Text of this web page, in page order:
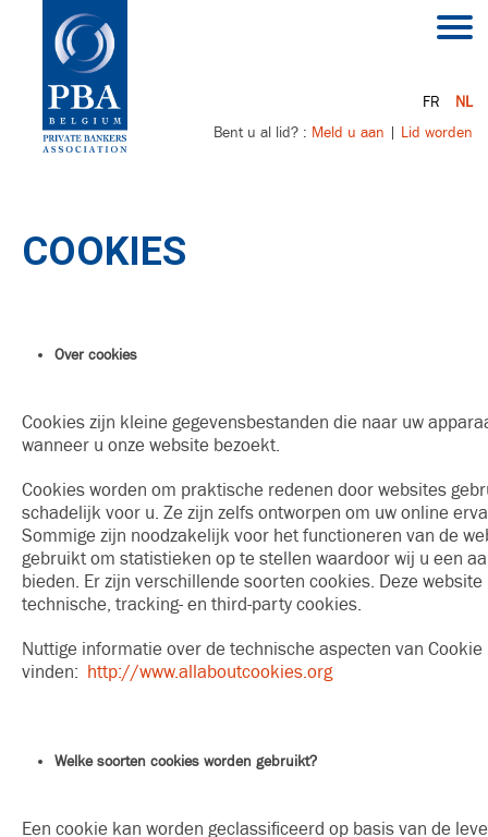
NL
FR
Bent u al lid? : Meld u aan Lid worden
COOKIES
Over cookies
Cookies zijn kleine gegevensbestanden die naar uw
wanneer u onze website bezoekt.
Cookies worden om praktische redenen door websites
schadelijk voor u. Ze zijn zelfs ontworpen om uw online
Sommige zijn noodzakelijk voor het functioneren van de
gebruikt om statistieken op te stellen waardoor wij u een
bieden. Er zijn verschillende soorten cookies. Deze
technische, tracking- en third-party cookies.
Nuttige informatie over de technische aspecten van Cookie
vinden: http://www.allaboutcookies.org
Welke soorten cookies worden gebruikt?
Een cookie kan worden geclassificeerd op basis van de